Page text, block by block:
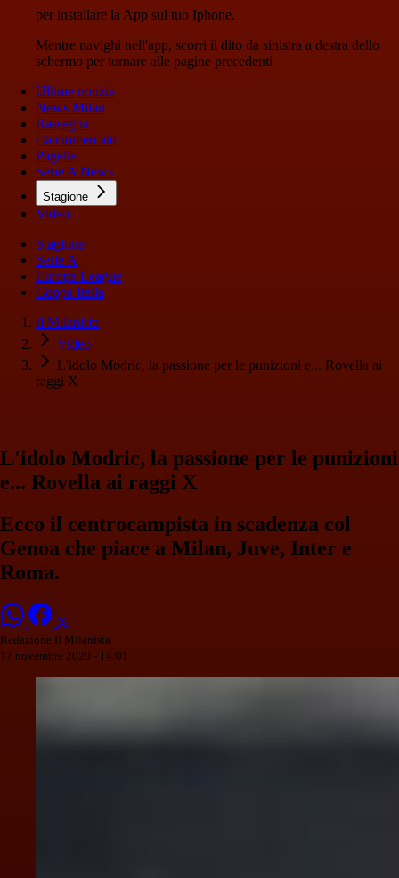
per installare la App sul tuo Iphone.
Mentre navighi nell'app, scorri il dito da sinistra a destra dello
schermo per tornare alle pagine precedenti
Ultime notizie
News Milan
Rassegna
Calciomercato
Pagelle
Serie A News
Stagione
Video
Stagione
Serie A
Europa League
Coppa Italia
Il Milanista
Video
L'idolo Modric, la passione per le punizioni e... Rovella ai
raggi X
L'idolo Modric, la passione per le punizioni
e... Rovella ai raggi X
Ecco il centrocampista in scadenza col
Genoa che piace a Milan, Juve, Inter e
Roma.
Redazione Il Milanista
17 novembre 2020 - 14:01